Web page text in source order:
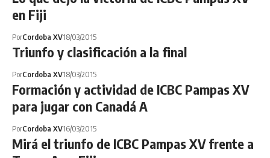
en Fiji
PorCordoba XV18/03/2015
Triunfo y clasificación a la final
PorCordoba XV18/03/2015
Formación y actividad de ICBC Pampas XV
para jugar con Canadá A
PorCordoba XV16/03/2015
Mirá el triunfo de ICBC Pampas XV frente a